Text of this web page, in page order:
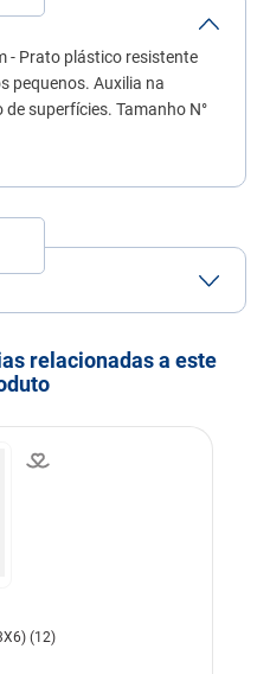
- Prato plástico resistente
pequenos. Auxilia na
superfícies. Tamanho N°
relacionadas a este
(12)
5º
ração
6 º
fórmula natural
7º
quatree
10º ração premier